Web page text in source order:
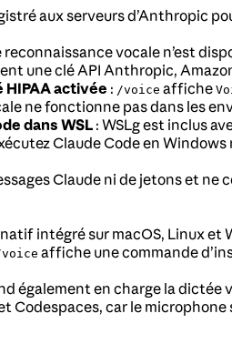
aux serveurs d’Anthropic
reconnaissance vocale n’est
une clé API Anthropic,
activée : /voice affiche
ne fonctionne pas dans les
dans WSL: WSLg est inclus
Claude Code en
Claude ni de jetons et
intégré sur macOS, Linux
affiche une commande
également en charge la dictée
Codespaces, car le